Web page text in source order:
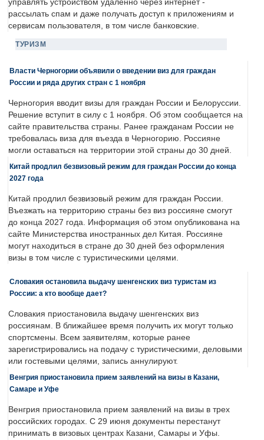
управлять устройством удаленно через интернет -
рассылать спам и даже получать доступ к приложениям и
сервисам пользователя, в том числе банковские.
ТУРИЗМ
Власти Черногории объявили о введении виз для граждан
России и ряда других стран с 1 ноября
Черногория вводит визы для граждан России и Белоруссии.
Решение вступит в силу с 1 ноября. Об этом сообщается на
сайте правительства страны. Ранее гражданам России не
требовалась виза для въезда в Черногорию. Россияне
могли оставаться на территории этой страны до 30 дней.
Китай продлил безвизовый режим для граждан России до конца
2027 года
Китай продлил безвизовый режим для граждан России.
Въезжать на территорию страны без виз россияне смогут
до конца 2027 года. Информация об этом опубликована на
сайте Министерства иностранных дел Китая. Россияне
могут находиться в стране до 30 дней без оформления
визы в том числе с туристическими целями.
Словакия остановила выдачу шенгенских виз туристам из
России: а кто вообще дает?
Словакия приостановила выдачу шенгенских виз
россиянам. В ближайшее время получить их могут только
спортсмены. Всем заявителям, которые ранее
зарегистрировались на подачу с туристическими, деловыми
или гостевыми целями, запись аннулируют.
Венгрия приостановила прием заявлений на визы в Казани,
Самаре и Уфе
Венгрия приостановила прием заявлений на визы в трех
российских городах. С 29 июня документы перестанут
принимать в визовых центрах Казани, Самары и Уфы.